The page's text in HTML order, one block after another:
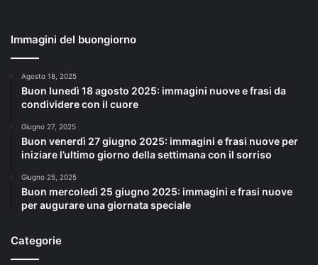
Immagini del buongiorno
Agosto 18, 2025
Buon lunedì 18 agosto 2025: immagini nuove e frasi da
condividere con il cuore
Giugno 27, 2025
Buon venerdì 27 giugno 2025: immagini e frasi nuove per
iniziare l’ultimo giorno della settimana con il sorriso
Giugno 25, 2025
Buon mercoledì 25 giugno 2025: immagini e frasi nuove
per augurare una giornata speciale
Categorie